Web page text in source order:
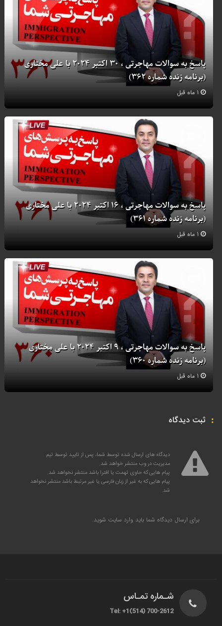
پاسخ به سوالات مهاجرتی ، 30 اکتبر 2024 با علی مختاری
(برنامه زنده شماره 362)
1 ماه قبل
پاسخ به سوالات مهاجرتی ، 16 اکتبر 2024 با علی مختاری
(برنامه زنده شماره 361)
1 ماه قبل
پاسخ به سوالات مهاجرتی ، 9 اکتبر 2024 با علی مختاری
(برنامه زنده شماره 360)
1 ماه قبل
ثبت دیدگاه
دیدگاه های ارسال شده توسط شما، پس از تایید توسط تیم
مدیریت در وب منتشر خواهد شد.
پیام هایی که حاوی تهمت یا افترا باشد منتشر نخواهد شد.
پیام هایی که به غیر از زبان فارسی یا غیر مرتبط باشد منتشر نخواهد
شد.
برای ارسال دیدگاه شما باید وارد سایت شوید.
شـماره تمـاس
Tel: +1(514) 700-2612